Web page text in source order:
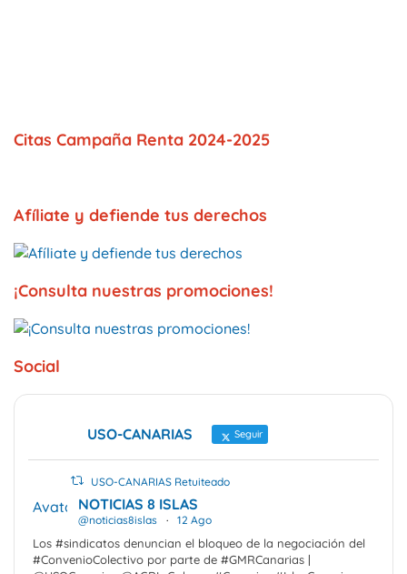
Citas Campaña Renta 2024-2025
Afíliate y defiende tus derechos
¡Consulta nuestras promociones!
Social
USO-CANARIAS Seguir
USO-CANARIAS Retuiteado
Avatar NOTICIAS 8 ISLAS
@noticias8islas · 12 Ago
Los #sindicatos denuncian el bloqueo de la negociación del
#ConvenioColectivo por parte de #GMRCanarias |